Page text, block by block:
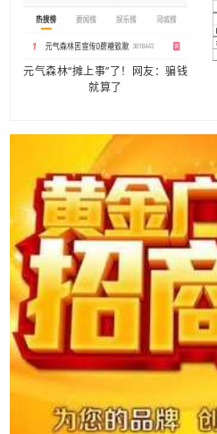
元气森林“摊上事”了！网友：骗钱
就算了